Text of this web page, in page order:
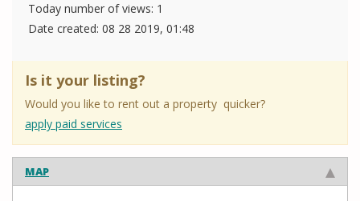
Today number of views: 1
Date created: 08 28 2019, 01:48
Is it your listing?
Would you like to rent out a property quicker?
apply paid services
MAP